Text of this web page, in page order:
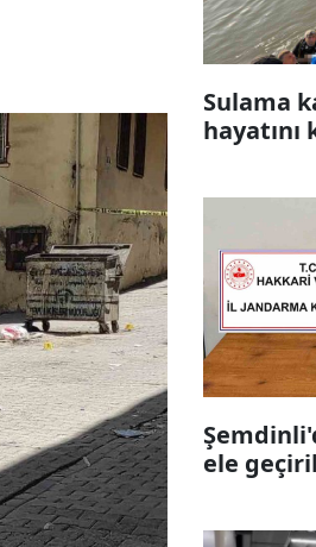
Sulama
ele